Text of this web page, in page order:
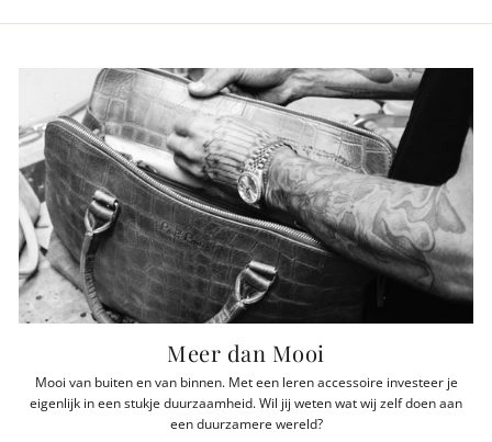
Meer dan Mooi
Mooi van buiten en van binnen. Met een leren accessoire investeer je
eigenlijk in een stukje duurzaamheid. Wil jij weten wat wij zelf doen aan
een duurzamere wereld?